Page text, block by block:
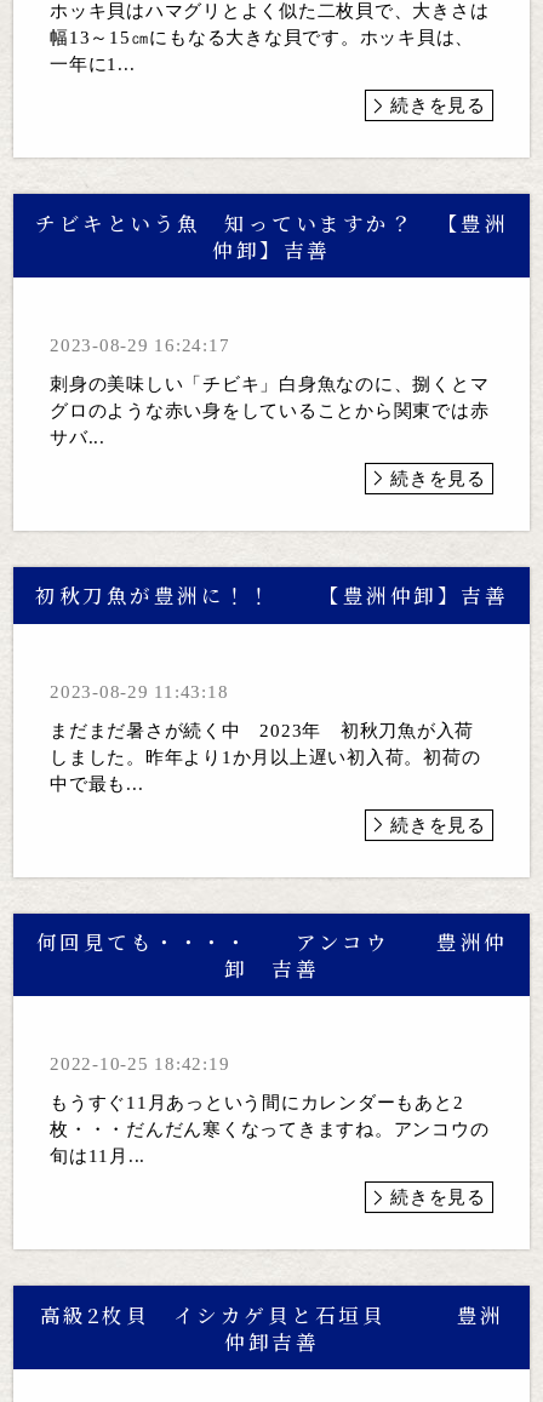
ホッキ貝はハマグリとよく似た二枚貝で、大きさは
幅13～15㎝にもなる大きな貝です。ホッキ貝は、
一年に1...
続きを見る
チビキという魚 知っていますか？ 【豊洲
仲卸】吉善
2023-08-29 16:24:17
刺身の美味しい「チビキ」白身魚なのに、捌くとマ
グロのような赤い身をしていることから関東では赤
サバ...
続きを見る
初秋刀魚が豊洲に！！ 【豊洲仲卸】吉善
2023-08-29 11:43:18
まだまだ暑さが続く中 2023年 初秋刀魚が入荷
しました。昨年より1か月以上遅い初入荷。初荷の
中で最も...
続きを見る
何回見ても・・・・ アンコウ 豊洲仲
卸 吉善
2022-10-25 18:42:19
もうすぐ11月あっという間にカレンダーもあと2
枚・・・だんだん寒くなってきますね。アンコウの
旬は11月...
続きを見る
高級2枚貝 イシカゲ貝と石垣貝 豊洲
仲卸吉善